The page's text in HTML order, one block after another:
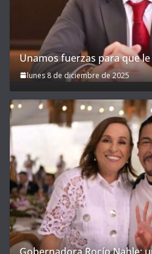
Unamos fuerzas para que
lunes 8 de diciembre de 2025